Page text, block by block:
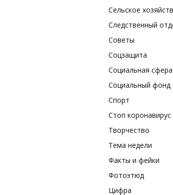
Сельское
Следственный
Советы
Соцзащита
Социальная
Социальный фонд
Спорт
Стоп коронавирус
Творчество
Тема недели
Факты и фейки
Фотоэтюд
Цифра